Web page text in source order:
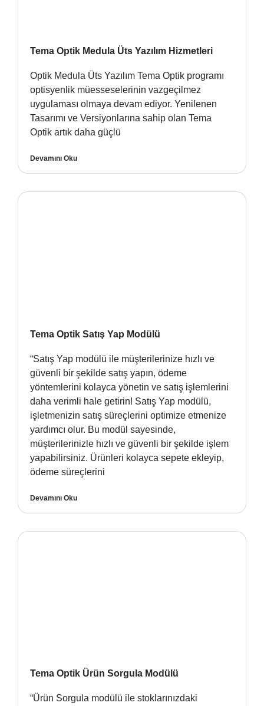
Tema Optik Medula Üts Yazılım Hizmetleri
Optik Medula Üts Yazılım Tema Optik programı
optisyenlik müesseselerinin vazgeçilmez
uygulaması olmaya devam ediyor. Yenilenen
Tasarımı ve Versiyonlarına sahip olan Tema
Optik artık daha güçlü
Devamını Oku
Tema Optik Satış Yap Modülü
“Satış Yap modülü ile müşterilerinize hızlı ve
güvenli bir şekilde satış yapın, ödeme
yöntemlerini kolayca yönetin ve satış işlemlerini
daha verimli hale getirin! Satış Yap modülü,
işletmenizin satış süreçlerini optimize etmenize
yardımcı olur. Bu modül sayesinde,
müşterilerinizle hızlı ve güvenli bir şekilde işlem
yapabilirsiniz. Ürünleri kolayca sepete ekleyip,
ödeme süreçlerini
Devamını Oku
Tema Optik Ürün Sorgula Modülü
“Ürün Sorgula modülü ile stoklarınızdaki